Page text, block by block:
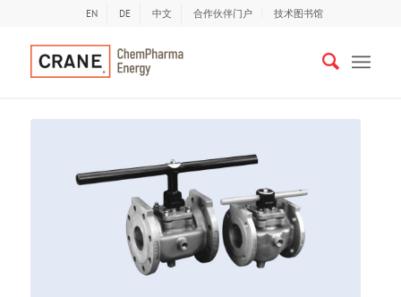
EN DE 中文 合作伙伴门户 技术图书馆